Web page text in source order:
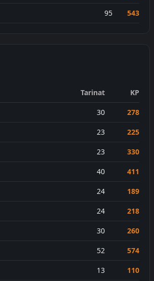
95 543
Tarinat KP
30 278
23 225
23 330
40 411
24 189
24 218
30 260
52 574
13 110